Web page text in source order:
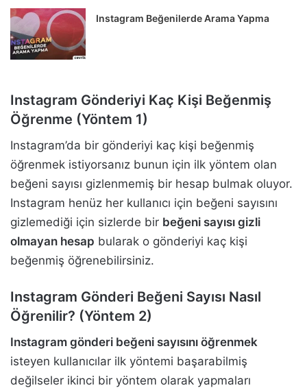
Instagram Beğenilerde Arama Yapma
Instagram Gönderiyi Kaç Kişi Beğenmiş
Öğrenme (Yöntem 1)
Instagram’da bir gönderiyi kaç kişi beğenmiş
öğrenmek istiyorsanız bunun için ilk yöntem olan
beğeni sayısı gizlenmemiş bir hesap bulmak oluyor.
Instagram henüz her kullanıcı için beğeni sayısını
gizlemediği için sizlerde bir beğeni sayısı gizli
olmayan hesap bularak o gönderiyi kaç kişi
beğenmiş öğrenebilirsiniz.
Instagram Gönderi Beğeni Sayısı Nasıl
Öğrenilir? (Yöntem 2)
Instagram gönderi beğeni sayısını öğrenmek
isteyen kullanıcılar ilk yöntemi başarabilmiş
değilseler ikinci bir yöntem olarak yapmaları